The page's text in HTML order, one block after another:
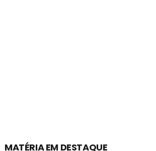
MATÉRIA EM DESTAQUE